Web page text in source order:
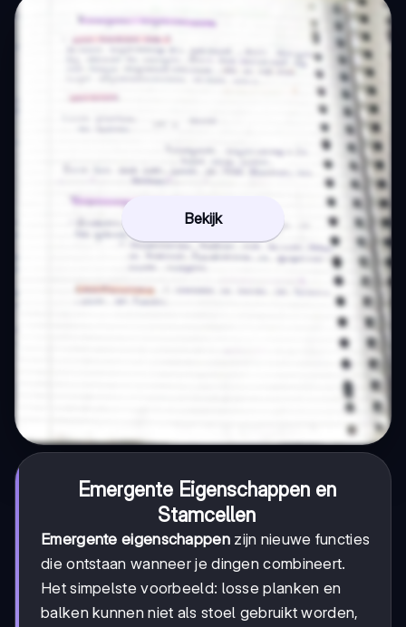
Bekijk
Emergente Eigenschappen en
Stamcellen
Emergente eigenschappenzijn nieuwe functies
die ontstaan wanneer je dingen combineert.
Het simpelste voorbeeld: losse planken en
balken kunnen niet als stoel gebruikt worden,